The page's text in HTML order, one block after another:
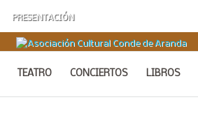
PRESENTACIÓN
TEATRO CONCIERTOS LIBROS